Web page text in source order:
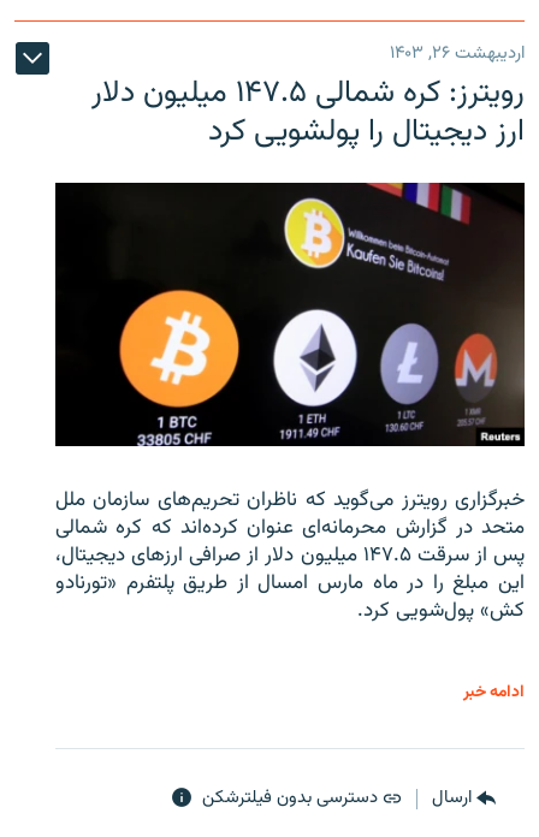
اردیبهشت ۲۶, ۱۴۰۳
رویترز: کره شمالی ۱۴۷.۵ میلیون دلار
ارز دیجیتال را پولشویی کرد
خبرگزاری رویترز می‌گوید که ناظران تحریم‌های سازمان ملل
متحد در گزارش محرمانه‌ای عنوان کرده‌اند که کره شمالی
پس از سرقت ۱۴۷.۵ میلیون دلار از صرافی ارزهای دیجیتال،
این مبلغ را در ماه مارس امسال از طریق پلتفرم «تورنادو
کش» پول‌شویی کرد.
ادامه خبر
ارسال دسترسی بدون فیلترشکن